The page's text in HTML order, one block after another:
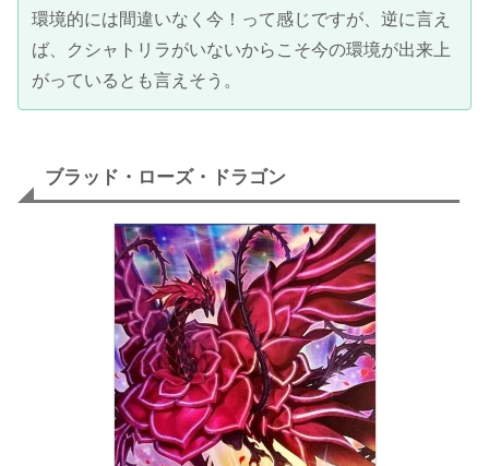
環境的には間違いなく今！って感じですが、逆に言え
ば、クシャトリラがいないからこそ今の環境が出来上
がっているとも言えそう。
ブラッド・ローズ・ドラゴン